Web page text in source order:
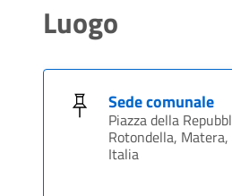
Luogo
Sede comunale
Piazza della
Rotondella,
Italia